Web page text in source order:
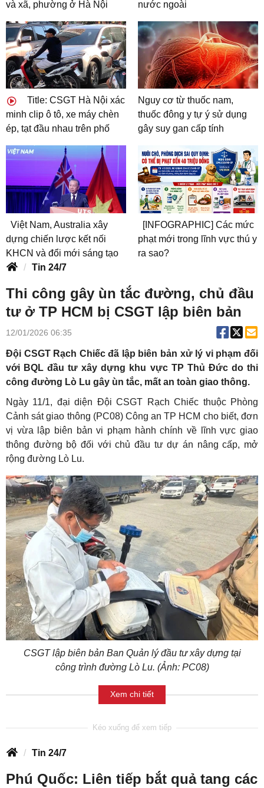
và xã, phường ở Hà Nội nước ngoài
Title: CSGT Hà Nội xác
minh clip ô tô, xe máy chèn
ép, tạt đầu nhau trên phố
Nguy cơ từ thuốc nam,
thuốc đông y tự ý sử dụng
gây suy gan cấp tính
Việt Nam, Australia xây
dựng chiến lược kết nối
KHCN và đổi mới sáng tạo
[INFOGRAPHIC] Các mức
phạt mới trong lĩnh vực thú y
ra sao?
Tin 24/7
Thi công gây ùn tắc đường, chủ đầu
tư ở TP HCM bị CSGT lập biên bản
12/01/2026 06:35
Đội CSGT Rạch Chiếc đã lập biên bản xử lý vi phạm đối
với BQL đầu tư xây dựng khu vực TP Thủ Đức do thi
công đường Lò Lu gây ùn tắc, mất an toàn giao thông.
Ngày 11/1, đại diện Đội CSGT Rạch Chiếc thuộc Phòng
Cảnh sát giao thông (PC08) Công an TP HCM cho biết, đơn
vị vừa lập biên bản vi phạm hành chính về lĩnh vực giao
thông đường bộ đối với chủ đầu tư dự án nâng cấp, mở
rộng đường Lò Lu.
CSGT lập biên bản Ban Quản lý đầu tư xây dựng tại
công trình đường Lò Lu. (Ảnh: PC08)
Xem chi tiết
Tin 24/7
Phú Quốc: Liên tiếp bắt quả tang các